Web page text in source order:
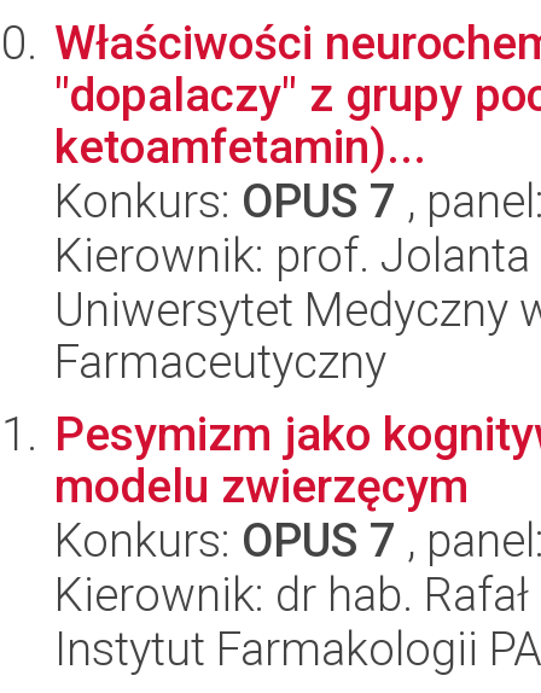
Właściwości
"dopalaczy" z grupy
ketoamfetamin)...
Konkurs: OPUS 7 ,
Kierownik: prof.
Uniwersytet Medyczny
Farmaceutyczny
Pesymizm jako
modelu zwierzęcym
Konkurs: OPUS 7 ,
Kierownik: dr hab. Rafał
Instytut Farmakologii